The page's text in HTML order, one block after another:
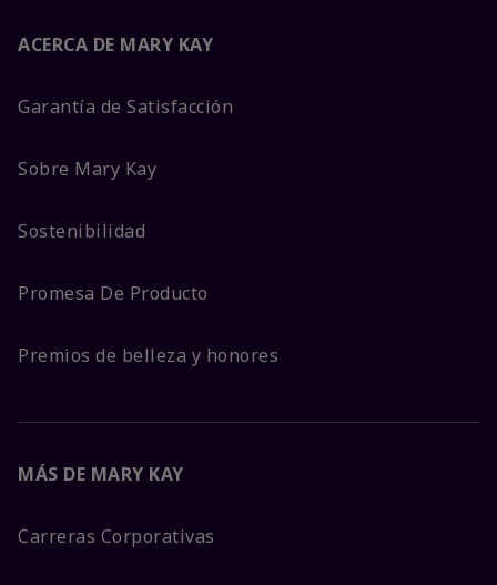
ACERCA DE MARY KAY
Garantía de Satisfacción
Sobre Mary Kay
Sostenibilidad
Promesa De Producto
Premios de belleza y honores
MÁS DE MARY KAY
Carreras Corporativas